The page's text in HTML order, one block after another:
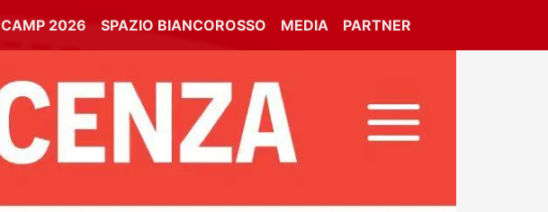
CAMP 2026 SPAZIO BIANCOROSSO MEDIA PARTNER